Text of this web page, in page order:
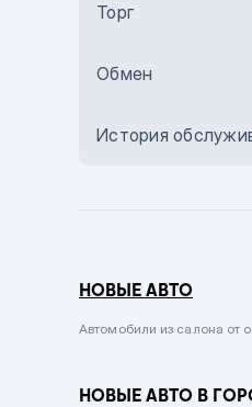
Бежевый
Сиреневый
Вишневый
Торг
Обмен
История
НОВЫЕ АВТО
Автомобили из салона от
НОВЫЕ АВТО В